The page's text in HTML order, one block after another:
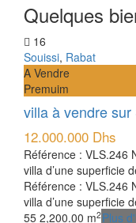
Quelques
16
Souissi, Rabat
A Vendre
Premuim
villa à vendre sur
12.000.000 Dhs
Référence : VLS.246
villa d’une superficie
Référence : VLS.246
villa d’une superficie
55 2,200.00 m2Plus